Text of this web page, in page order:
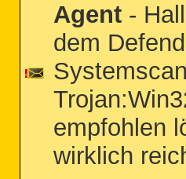
Agent -
dem
empfohlen
wirklich